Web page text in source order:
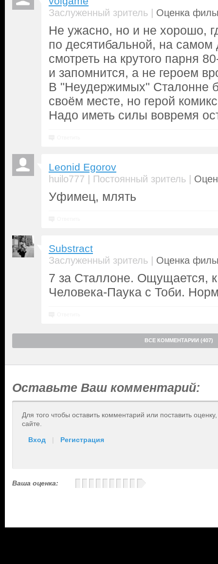
Заслуженный зритель | Оценка
Не ужасно, но и не хорошо,
по десятибальной, на
смотреть на крутого парня
и запомнится, а не героем
В "Неудержимых" Сталонне
своём месте, но герой
Надо иметь силы вовремя
Leonid Egorov
huilo777 | Постоянный зритель |
Уфимец, млять
Substract
Заслуженный зритель | Оценка
7 за Сталлоне. Ощущается,
Человека-Паука с Тоби.
ВСЕ КОММЕНТАРИИ (407)
Оставьте Ваш комментарий:
Для того чтобы оставить комментарий или поставить
сайте.
Вход | Регистрация
Ваша оценка: